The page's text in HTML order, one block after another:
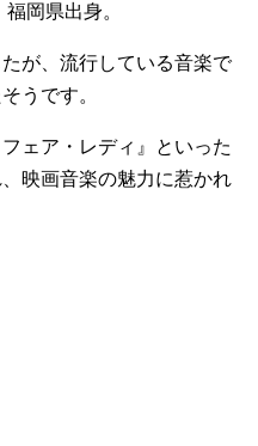
岡県出身。
が、流行している音楽で
うです。
ェア・レディ』といった
映画音楽の魅力に惹かれ